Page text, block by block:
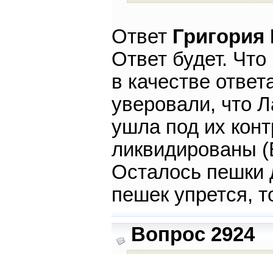
Ответ
Ответ будет.
в качестве
уверовали, что
ушла под их
ликвидированы
Осталось пешки
пешек упрется,
Вопрос 2924